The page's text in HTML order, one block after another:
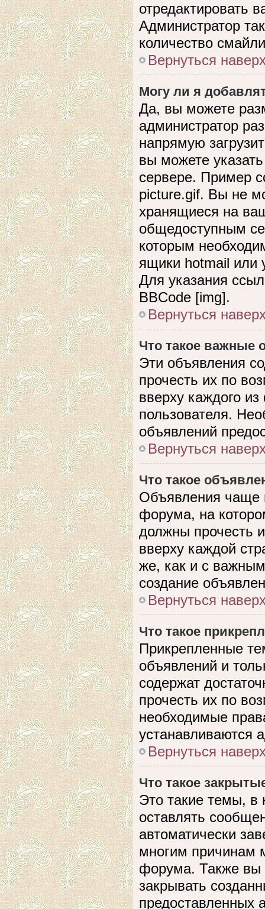
отредактировать
Администратор
количество
Вернуться
Могу ли я
Да, вы можете
администратор
напрямую
вы можете
сервере. Пример
picture.gif. Вы не
хранящиеся на
общедоступным
которым
ящики hotmail или
Для указания
BBCode [img].
Вернуться
Что такое важные
Эти объявления
прочесть их по
вверху каждого
пользователя.
объявлений
Вернуться
Что такое
Объявления чаще
форума, на
должны прочесть
вверху каждой
же, как и с
создание
Вернуться
Что такое
Прикрепленные
объявлений и
содержат
прочесть их по
необходимые
устанавливаются
Вернуться
Что такое
Это такие темы, в
оставлять
автоматически
многим причинам
форума. Также вы
закрывать
предоставленных